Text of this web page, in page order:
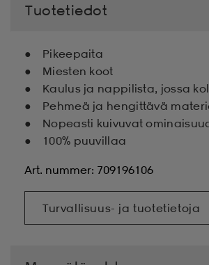
Tuotetiedot
Pikeepaita
Miesten koot
Kaulus ja nappilista, jossa
Pehmeä ja hengittävä
Nopeasti kuivuvat
100% puuvillaa
Art. nummer: 709196106
Turvallisuus- ja tuotetietoja